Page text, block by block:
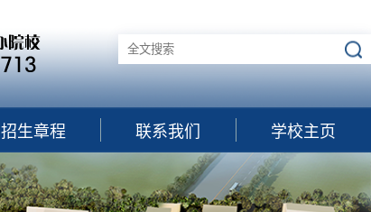
招生章程 联系我们 学校主页